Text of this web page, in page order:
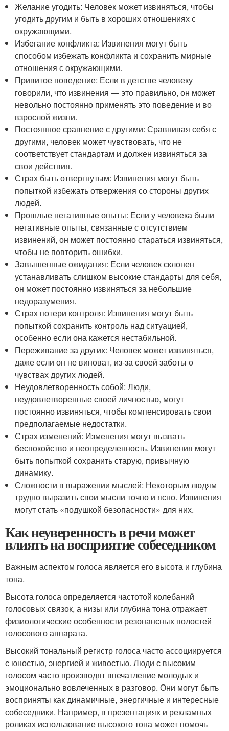
Желание угодить: Человек может извиняться, чтобы
угодить другим и быть в хороших отношениях с
окружающими.
Избегание конфликта: Извинения могут быть
способом избежать конфликта и сохранить мирные
отношения с окружающими.
Привитое поведение: Если в детстве человеку
говорили, что извинения — это правильно, он может
невольно постоянно применять это поведение и во
взрослой жизни.
Постоянное сравнение с другими: Сравнивая себя с
другими, человек может чувствовать, что не
соответствует стандартам и должен извиняться за
свои действия.
Страх быть отвергнутым: Извинения могут быть
попыткой избежать отвержения со стороны других
людей.
Прошлые негативные опыты: Если у человека были
негативные опыты, связанные с отсутствием
извинений, он может постоянно стараться извиняться,
чтобы не повторить ошибки.
Завышенные ожидания: Если человек склонен
устанавливать слишком высокие стандарты для себя,
он может постоянно извиняться за небольшие
недоразумения.
Страх потери контроля: Извинения могут быть
попыткой сохранить контроль над ситуацией,
особенно если она кажется нестабильной.
Переживание за других: Человек может извиняться,
даже если он не виноват, из-за своей заботы о
чувствах других людей.
Неудовлетворенность собой: Люди,
неудовлетворенные своей личностью, могут
постоянно извиняться, чтобы компенсировать свои
предполагаемые недостатки.
Страх изменений: Изменения могут вызвать
беспокойство и неопределенность. Извинения могут
быть попыткой сохранить старую, привычную
динамику.
Сложности в выражении мыслей: Некоторым людям
трудно выразить свои мысли точно и ясно. Извинения
могут стать «подушкой безопасности» для них.
Как неуверенность в речи может
влиять на восприятие собеседником
Важным аспектом голоса является его высота и глубина
тона.
Высота голоса определяется частотой колебаний
голосовых связок, а низы или глубина тона отражает
физиологические особенности резонансных полостей
голосового аппарата.
Высокий тональный регистр голоса часто ассоциируется
с юностью, энергией и живостью. Люди с высоким
голосом часто производят впечатление молодых и
эмоционально вовлеченных в разговор. Они могут быть
восприняты как динамичные, энергичные и интересные
собеседники. Например, в презентациях и рекламных
роликах использование высокого тона может помочь